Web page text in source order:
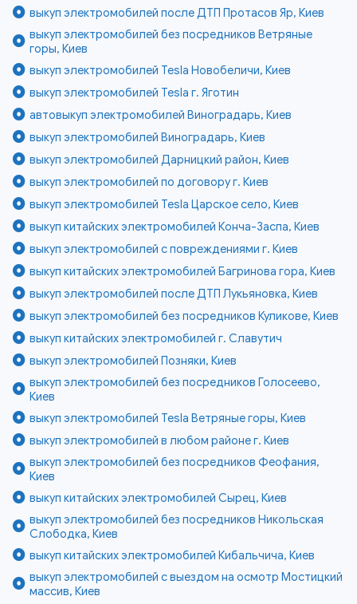
выкуп электромобилей после ДТП Протасов Яр, Киев
выкуп электромобилей без посредников Ветряные
горы, Киев
выкуп электромобилей Tesla Новобеличи, Киев
выкуп электромобилей Tesla г. Яготин
автовыкуп электромобилей Виноградарь, Киев
выкуп электромобилей Виноградарь, Киев
выкуп электромобилей Дарницкий район, Киев
выкуп электромобилей по договору г. Киев
выкуп электромобилей Tesla Царское село, Киев
выкуп китайских электромобилей Конча-Заспа, Киев
выкуп электромобилей с повреждениями г. Киев
выкуп китайских электромобилей Багринова гора, Киев
выкуп электромобилей после ДТП Лукьяновка, Киев
выкуп электромобилей без посредников Куликове, Киев
выкуп китайских электромобилей г. Славутич
выкуп электромобилей Позняки, Киев
выкуп электромобилей без посредников Голосеево,
Киев
выкуп электромобилей Tesla Ветряные горы, Киев
выкуп электромобилей в любом районе г. Киев
выкуп электромобилей без посредников Феофания,
Киев
выкуп китайских электромобилей Сырец, Киев
выкуп электромобилей без посредников Никольская
Слободка, Киев
выкуп китайских электромобилей Кибальчича, Киев
выкуп электромобилей с выездом на осмотр Мостицкий
массив, Киев